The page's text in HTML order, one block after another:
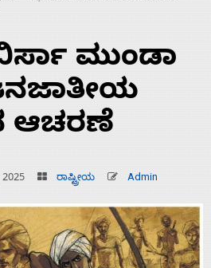
ಮುಂಡಾ
ಆಚರಣೆ
2025 ರಾಷ್ಟ್ರೀಯ Admin